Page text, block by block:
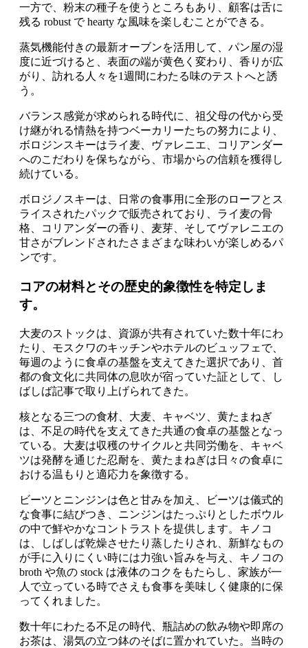
一方で、粉末の種子を使うところもあり、顧客は舌に
残る robust で hearty な風味を楽しむことができる。
蒸気機能付きの最新オーブンを活用して、パン屋の湿
度に近づけると、表面の端が黄色く変わり、香りが広
がり、訪れる人々を1週間にわたる味のテストへと誘
う。
バランス感覚が求められる時代に、祖父母の代から受
け継がれる情熱を持つベーカリーたちの努力により、
ボロジンスキーはライ麦、ヴァレニエ、コリアンダー
へのこだわりを保ちながら、市場からの信頼を獲得し
続けている。
ボロジノスキーは、日常の食事用に全形のローフとス
ライスされたパックで販売されており、ライ麦の骨
格、コリアンダーの香り、麦芽、そしてヴァレニエの
甘さがブレンドされたさまざまな味わいが楽しめるパ
ンです。
コアの材料とその歴史的象徴性を特定しま
す。
大麦のストックは、資源が共有されていた数十年にわ
たり、モスクワのキッチンやホテルのビュッフェで、
毎週のように食卓の基盤を支えてきた選択であり、首
都の食文化に共同体の息吹が宿っていた証として、し
ばしば記事で取り上げられてきた。
核となる三つの食材、大麦、キャベツ、黄たまねぎ
は、不足の時代を支えてきた共通の食卓の基盤となっ
ている。大麦は収穫のサイクルと共同労働を、キャベ
ツは発酵を通じた忍耐を、黄たまねぎは日々の食卓に
おける温もりと適応力を象徴する。
ビーツとニンジンは色と甘みを加え、ビーツは儀式的
な食事に結びつき、ニンジンはたっぷりとしたボウル
の中で鮮やかなコントラストを提供します。キノコ
は、しばしば乾燥させたり蒸したりされ、新鮮なもの
が手に入りにくい時には力強い旨みを与え、キノコの
broth や魚の stock は液体のコクをもたらし、家族が一
人で立っている時でさえも食事を美味しく健康的に保
ってくれました。
数十年にわたる不足の時代、瓶詰めの飲み物や即席の
お茶は、湯気の立つ鉢のそばに置かれていた。当時の